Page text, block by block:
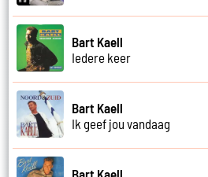
Bart Kaell
Iedere keer
Bart Kaell
Ik geef jou vandaag
Bart Kaell